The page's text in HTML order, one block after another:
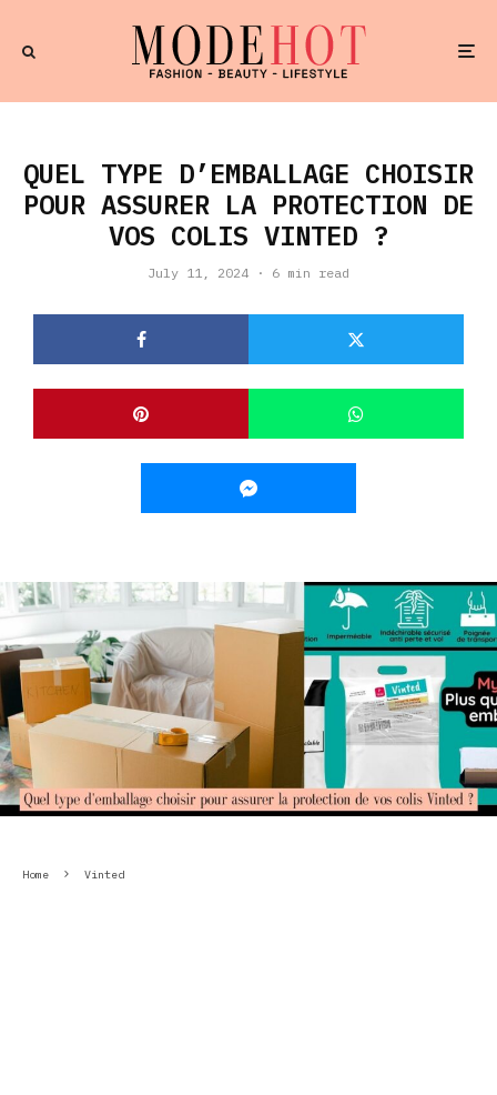
QUEL TYPE D’EMBALLAGE CHOISIR
POUR ASSURER LA PROTECTION DE
VOS COLIS VINTED ?
July 11, 2024 · 6 min read
Home Vinted